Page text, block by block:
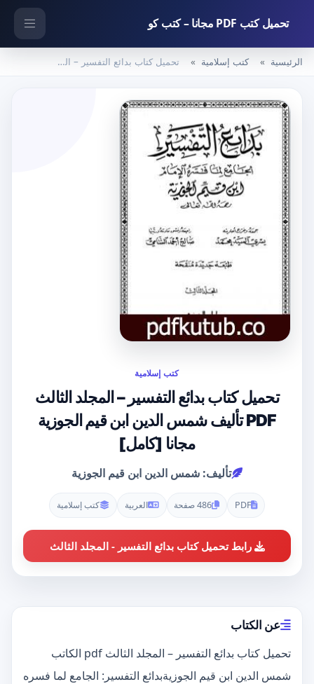
تحميل كتب PDF مجانا – كتب كو
الرئيسية كتب إسلامية تحميل كتاب بدائع التفسير – المجلد الثالث PDF تأليف شمس الدين ابن قيم الجوزية مجانا [كامل]
كتب إسلامية
تحميل كتاب بدائع التفسير – المجلد الثالث
PDF تأليف شمس الدين ابن قيم الجوزية
مجانا [كامل]
تأليف: شمس الدين ابن قيم الجوزية
PDF 486 صفحة العربية كتب إسلامية
رابط تحميل كتاب بدائع التفسير - المجلد الثالث
عن الكتاب
تحميل كتاب بدائع التفسير – المجلد الثالث pdf الكاتب
شمس الدين ابن قيم الجوزيةبدائع التفسير: الجامع لما فسره